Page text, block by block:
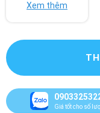
Xem thêm
Giá tốt cho số